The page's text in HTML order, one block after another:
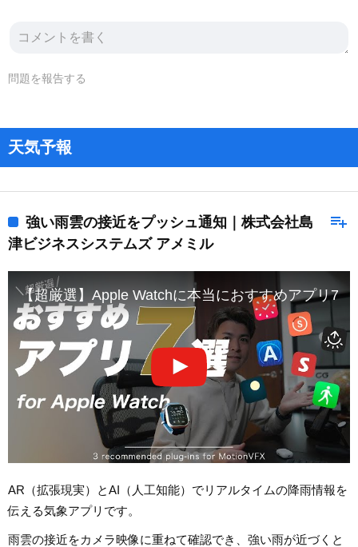
問題を報告する
天気予報
playlist_add
強い雨雲の接近をプッシュ通知｜株式会社島
津ビジネスシステムズ アメミル
【超厳選】Apple Watchに本当におすすめアプリ7選
AR（拡張現実）とAI（人工知能）でリアルタイムの降雨情報を
伝える気象アプリです。
雨雲の接近をカメラ映像に重ねて確認でき、強い雨が近づくと